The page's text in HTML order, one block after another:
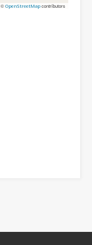
© OpenStreetMap contributors